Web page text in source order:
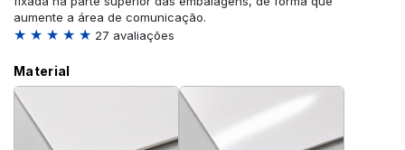
aumente a área de comunicação.
★ ★ ★ ★ ★ 27 avaliações
Material